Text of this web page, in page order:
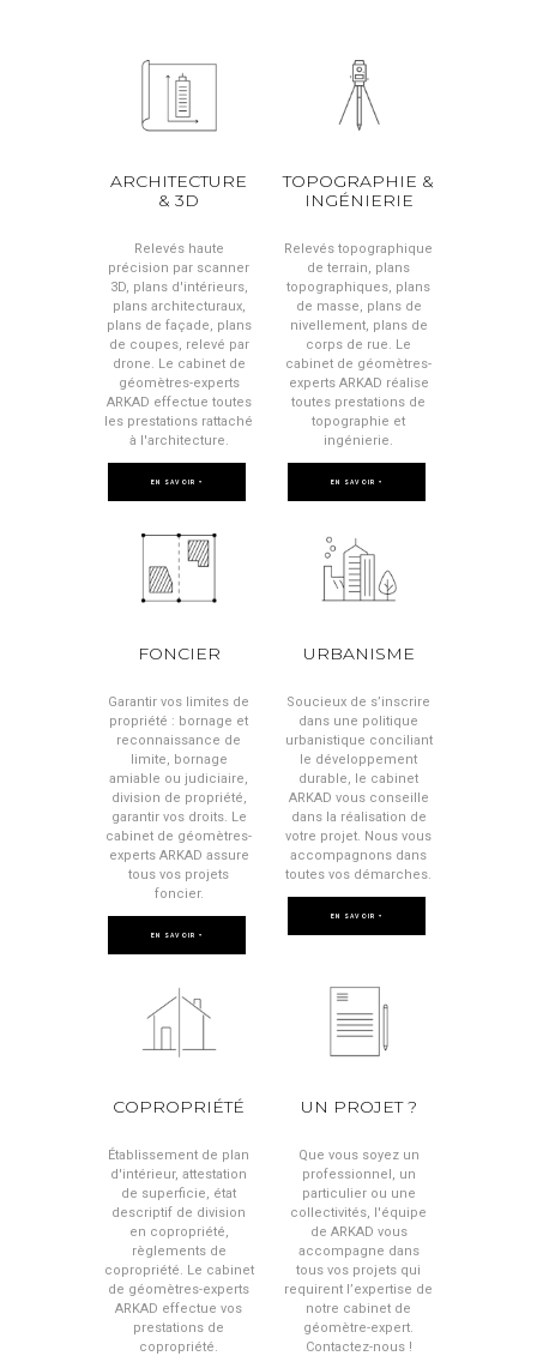
ARCHITECTURE
& 3D
Relevés haute
précision par scanner
3D, plans d'intérieurs,
plans architecturaux,
plans de façade, plans
de coupes, relevé par
drone. Le cabinet de
géomètres-experts
ARKAD effectue toutes
les prestations rattaché
à l'architecture.
EN SAVOIR +
TOPOGRAPHIE &
INGÉNIERIE
Relevés topographique
de terrain, plans
topographiques, plans
de masse, plans de
nivellement, plans de
corps de rue. Le
cabinet de géomètres-
experts ARKAD réalise
toutes prestations de
topographie et
ingénierie.
EN SAVOIR +
FONCIER
Garantir vos limites de
propriété : bornage et
reconnaissance de
limite, bornage
amiable ou judiciaire,
division de propriété,
garantir vos droits. Le
cabinet de géomètres-
experts ARKAD assure
tous vos projets
foncier.
EN SAVOIR +
URBANISME
Soucieux de s’inscrire
dans une politique
urbanistique conciliant
le développement
durable, le cabinet
ARKAD vous conseille
dans la réalisation de
votre projet. Nous vous
accompagnons dans
toutes vos démarches.
EN SAVOIR +
COPROPRIÉTÉ
Établissement de plan
d'intérieur, attestation
de superficie, état
descriptif de division
en copropriété,
règlements de
copropriété. Le cabinet
de géomètres-experts
ARKAD effectue vos
prestations de
copropriété.
UN PROJET ?
Que vous soyez un
professionnel, un
particulier ou une
collectivités, l'équipe
de ARKAD vous
accompagne dans
tous vos projets qui
requirent l’expertise de
notre cabinet de
géomètre-expert.
Contactez-nous !